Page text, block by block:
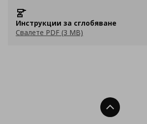
Инструкции за сглобяване
Свалете PDF (3 MB)
Нагоре